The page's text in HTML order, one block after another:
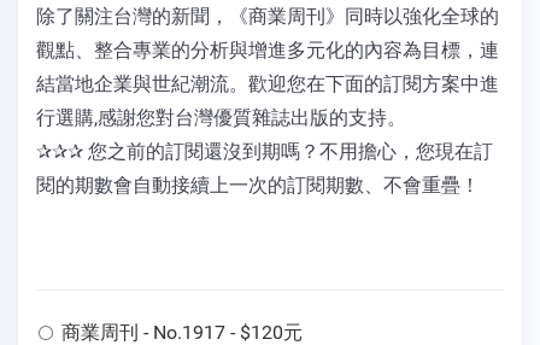
除了關注台灣的新聞，《商業周刊》同時以強化全球的
觀點、整合專業的分析與增進多元化的內容為目標，連
結當地企業與世紀潮流。歡迎您在下面的訂閱方案中進
行選購,感謝您對台灣優質雜誌出版的支持。
✰✰✰ 您之前的訂閱還沒到期嗎？不用擔心，您現在訂
閱的期數會自動接續上一次的訂閱期數、不會重疊！
商業周刊 - No.1917 - $120元